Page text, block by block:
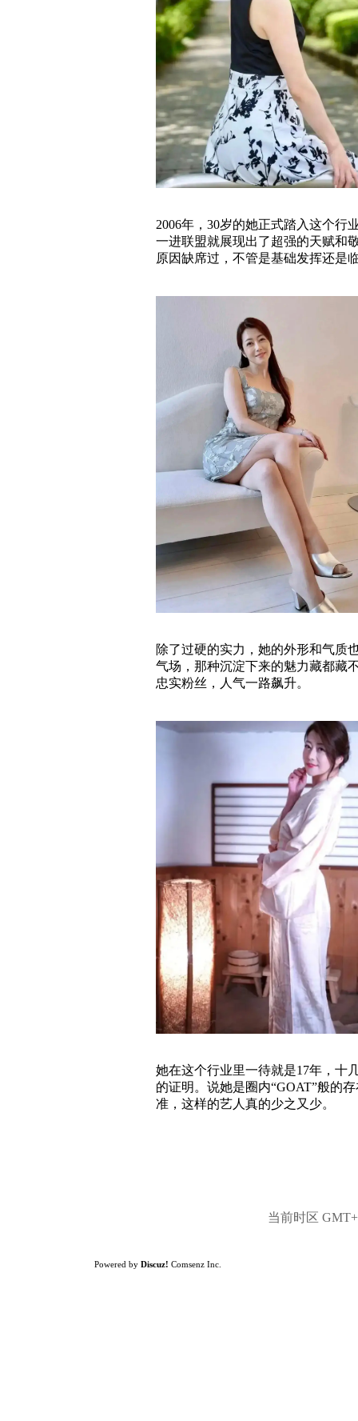
2006年，30岁的她正式踏入这个行
一进联盟就展现出了超强的天赋和
原因缺席过，不管是基础发挥还是
除了过硬的实力，她的外形和气质
气场，那种沉淀下来的魅力藏都藏
忠实粉丝，人气一路飙升。
她在这个行业里一待就是17年，十
的证明。说她是圈内“GOAT”般的
准，这样的艺人真的少之又少。
当前时区
Powered by Discuz! Comsenz Inc.